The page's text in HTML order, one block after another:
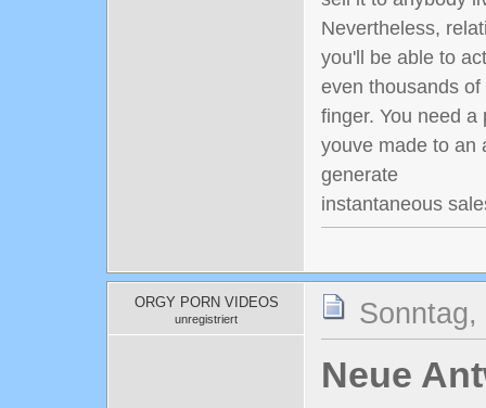
Nevertheless,
you'll be able to
even thousands
finger. You need
youve made to an
generate
instantaneous
ORGY PORN VIDEOS
unregistriert
Neue